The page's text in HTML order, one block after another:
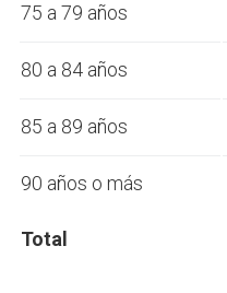
75 a 79 años
80 a 84 años
85 a 89 años
90 años o más
Total